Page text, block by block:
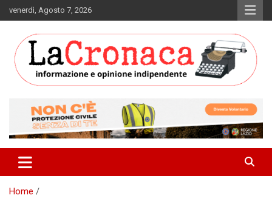
to
venerdì, Agosto 7, 2026
La Cronaca Quotidiano
Home